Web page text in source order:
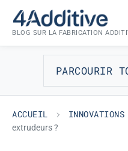
contenu
BLOG SUR LA FABRICATION
PARCOURIR
ACCUEIL INNOVATIONS
extrudeurs ?
INNOVATIONS